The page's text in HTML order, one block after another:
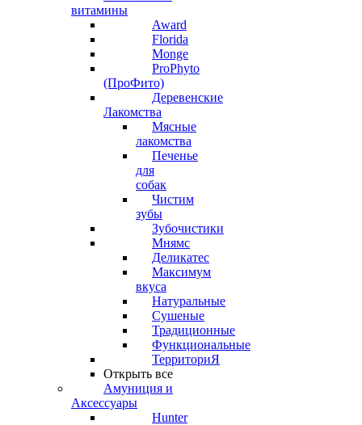
витамины
Award
Florida
Monge
ProPhyto
(ПроФито)
Деревенские
Лакомства
Мясные
лакомства
Печенье
для
собак
Чистим
зубы
Зубочистики
Мнямс
Деликатес
Максимум
вкуса
Натуральные
Сушеные
Традиционные
Функциональные
ТерриториЯ
Открыть все
Амуниция и
Аксессуары
Hunter